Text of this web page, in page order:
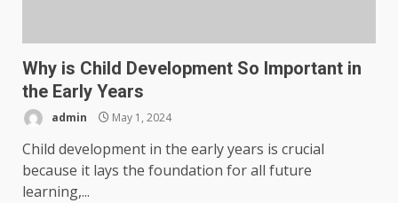
Why is Child Development So Important in
the Early Years
admin May 1, 2024
Child development in the early years is crucial
because it lays the foundation for all future
learning,...